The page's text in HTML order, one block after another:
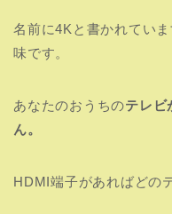
名前に4Kと書かれてい
味です。
あなたのおうちのテレビ
ん。
HDMI端子があればどの